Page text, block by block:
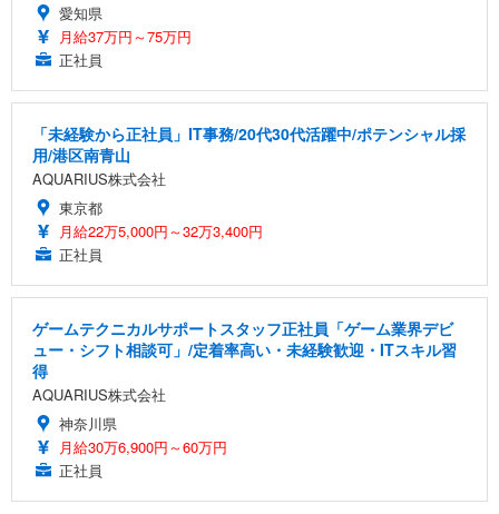
愛知県
月給37万円～75万円
正社員
「未経験から正社員」IT事務/20代30代活躍中/ポテンシャル採
用/港区南青山
AQUARIUS株式会社
東京都
月給22万5,000円～32万3,400円
正社員
ゲームテクニカルサポートスタッフ正社員「ゲーム業界デビ
ュー・シフト相談可」/定着率高い・未経験歓迎・ITスキル習
得
AQUARIUS株式会社
神奈川県
月給30万6,900円～60万円
正社員